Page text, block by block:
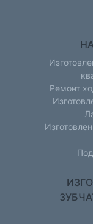
Ремонт